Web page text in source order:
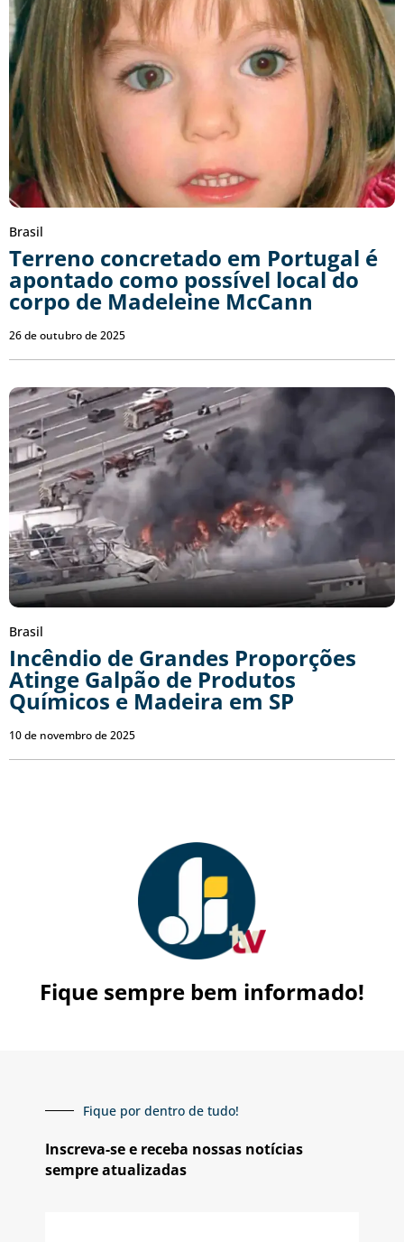
Brasil
Terreno concretado em Portugal é
apontado como possível local do
corpo de Madeleine McCann
26 de outubro de 2025
Brasil
Incêndio de Grandes Proporções
Atinge Galpão de Produtos
Químicos e Madeira em SP
10 de novembro de 2025
Fique sempre bem informado!
Fique por dentro de tudo!
Inscreva-se e receba nossas notícias
sempre atualizadas